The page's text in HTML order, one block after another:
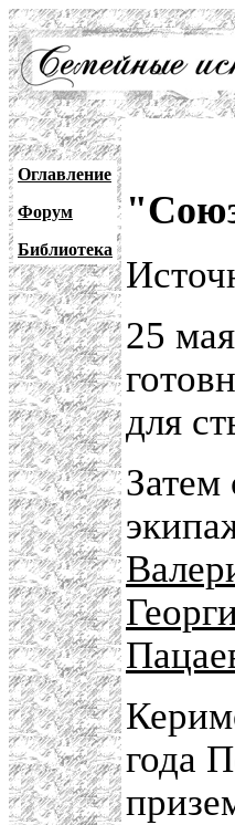
Оглавление
Форум
Библиотека
25
для
Затем
года